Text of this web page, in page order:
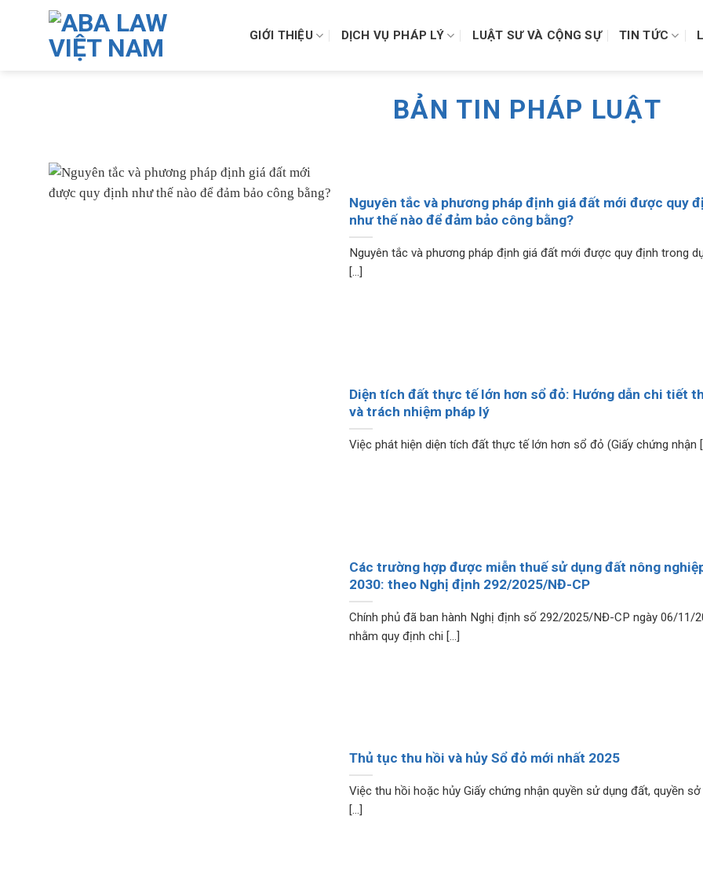
GIỚI THIỆU DỊCH VỤ PHÁP LÝ LUẬT SƯ VÀ CỘNG SỰ TIN TỨC
BẢN TIN PHÁP LUẬT
Nguyên tắc và phương pháp định giá đất mới được quy
như thế nào để đảm bảo công bằng?
Nguyên tắc và phương pháp định giá đất mới được quy định trong
[...]
Diện tích đất thực tế lớn hơn sổ đỏ: Hướng dẫn chi tiết
và trách nhiệm pháp lý
Việc phát hiện diện tích đất thực tế lớn hơn sổ đỏ (Giấy chứng nhận
Các trường hợp được miễn thuế sử dụng đất nông
2030: theo Nghị định 292/2025/NĐ-CP
Chính phủ đã ban hành Nghị định số 292/2025/NĐ-CP ngày 06/11/
nhằm quy định chi [...]
Thủ tục thu hồi và hủy Sổ đỏ mới nhất 2025
Việc thu hồi hoặc hủy Giấy chứng nhận quyền sử dụng đất, quyền sở
[...]